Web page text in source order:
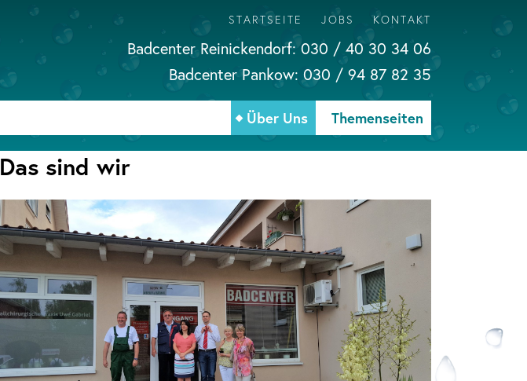
STARTSEITE JOBS KONTAKT
Badcenter Reinickendorf:030 / 40 30 34 06
Badcenter Pankow: 030 / 94 87 82 35
Über Uns Themenseiten
Das sind wir